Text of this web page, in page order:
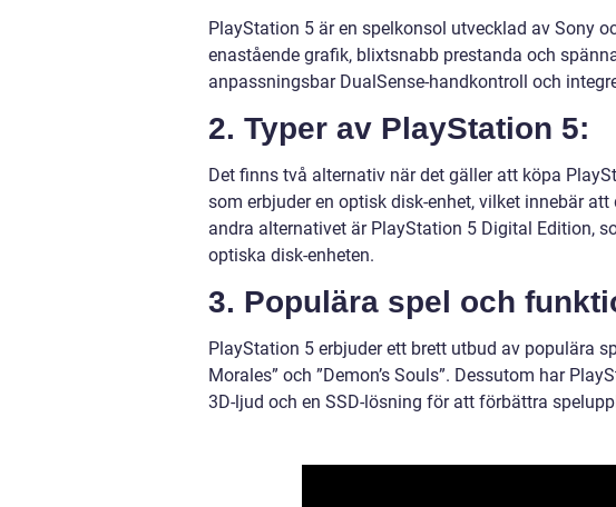
PlayStation 5 är en spelkonsol utvecklad av Sony
enastående grafik, blixtsnabb prestanda och
anpassningsbar DualSense-handkontroll och
2. Typer av PlayStation 5:
Det finns två alternativ när det gäller att köpa
som erbjuder en optisk disk-enhet, vilket innebär
andra alternativet är PlayStation 5 Digital Edition,
optiska disk-enheten.
3. Populära spel och
PlayStation 5 erbjuder ett brett utbud av populära
Morales” och ”Demon’s Souls”. Dessutom har
3D-ljud och en SSD-lösning för att förbättra